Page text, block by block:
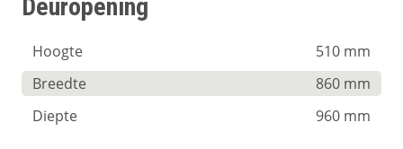
Deuropening
Hoogte
510 mm
Breedte
860 mm
Diepte
960 mm